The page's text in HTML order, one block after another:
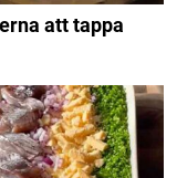
att tappa